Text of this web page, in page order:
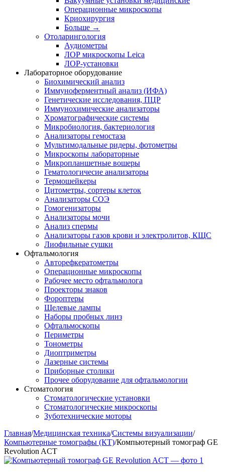
Операционные микроскопы
Криохирургия
Больше →
Отоларингология
Аудиометры
ЛОР микроскопы Leica
ЛОР-установки
Лабораторное оборудование
Биохимический анализ
Иммуноферментный анализ (ИФА)
Генетические исследования, ПЦР
Иммунохимические анализаторы
Хроматографические системы
Микробиология, бактериология
Анализаторы гемостаза
Мультимодальные ридеры, фотометры
Микроскопы лабораторные
Микропланшетные вошеры
Гематологичесие анализаторы
Термошейкеры
Цитометры, сортеры клеток
Анализаторы СОЭ
Гомогенизаторы
Анализаторы мочи
Анализ спермы
Анализаторы газов крови и электролитов, КЩС
Лиофильные сушки
Офтальмология
Авторефкератометры
Операционные микроскопы
Рабочее место офтальмолога
Проекторы знаков
Фороптеры
Щелевые лампы
Наборы пробных линз
Офтальмоскопы
Периметры
Тонометры
Диоптриметры
Лазерные системы
Приборные столики
Прочее оборудование для офтальмологии
Стоматология
Стоматологические установки
Стоматологические микроскопы
Зуботехнические моторы
Главная/Медицинская техника/Системы визуализации/
Компьютерные томографы (КТ)/Компьютерный томограф GE
Revolution ACT